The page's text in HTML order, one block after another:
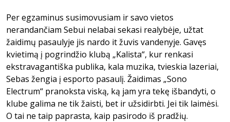
Per egzaminus susimovusiam ir savo vietos
nerandančiam Sebui nelabai sekasi realybėje, užtat
žaidimų pasaulyje jis nardo it žuvis vandenyje. Gavęs
kvietimą į pogrindžio klubą „Kalista“, kur renkasi
ekstravagantiška publika, kala muzika, tvieskia lazeriai,
Sebas žengia į esporto pasaulį. Žaidimas „Sono
Electrum“ pranoksta viską, ką jam yra tekę išbandyti, o
klube galima ne tik žaisti, bet ir užsidirbti. Jei tik laimėsi.
O tai ne taip paprasta, kaip pasirodo iš pradžių.